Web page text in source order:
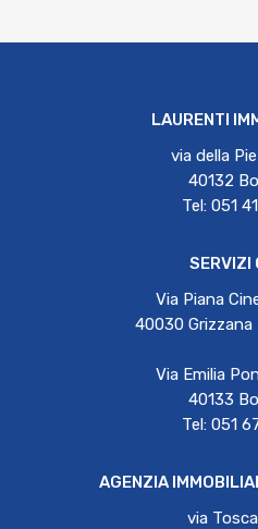
LAURENTI
via della
40132
Tel: 051
SERVIZI
Via Piana
40030 Grizzana
Via Emilia
40133
Tel: 051
AGENZIA
via